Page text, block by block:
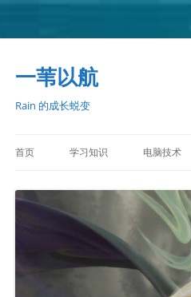
一苇以航
Rain 的成长蜕变
首页 学习知识 电脑技术